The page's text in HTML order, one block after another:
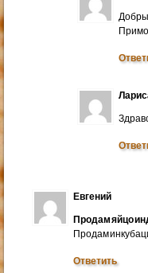
Евгений
Продам яйцо
Продам
Ответить